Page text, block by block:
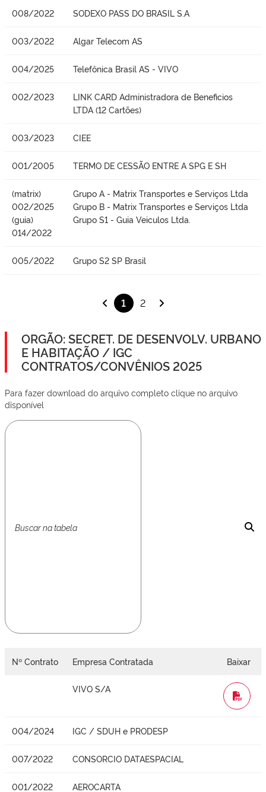
008/2022 SODEXO PASS DO BRASIL S.A
003/2022 Algar Telecom AS
004/2025 Telefônica Brasil AS - VIVO
002/2023
LINK CARD Administradora de Beneficios
LTDA (12 Cartões)
003/2023 CIEE
001/2005 TERMO DE CESSÃO ENTRE A SPG E SH
(matrix)
002/2025
(guia)
014/2022
Grupo A - Matrix Transportes e Serviços Ltda
Grupo B - Matrix Transportes e Serviços Ltda
Grupo S1 - Guia Veiculos Ltda.
005/2022 Grupo S2 SP Brasil
1 2
ORGÃO: SECRET. DE DESENVOLV. URBANO
E HABITAÇÃO / IGC
CONTRATOS/CONVÊNIOS 2025
Para fazer download do arquivo completo clique no arquivo
disponível
Nº Contrato Empresa Contratada Baixar
VIVO S/A
WORD
004/2024 IGC / SDUH e PRODESP
007/2022 CONSORCIO DATAESPACIAL
001/2022 AEROCARTA